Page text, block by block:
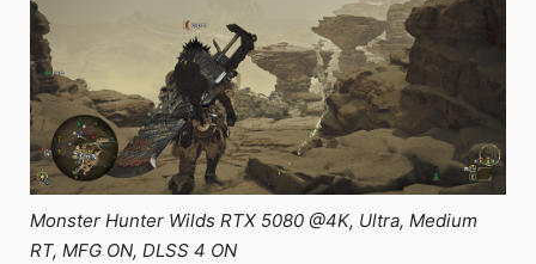
Monster Hunter Wilds RTX 5080 @4K, Ultra, Medium
RT, MFG ON, DLSS 4 ON